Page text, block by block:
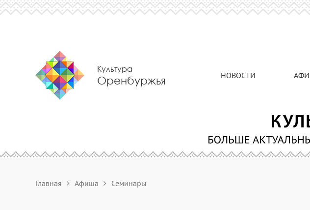
Культура
Оренбуржья НОВОСТИ
Главная Афиша Семинары